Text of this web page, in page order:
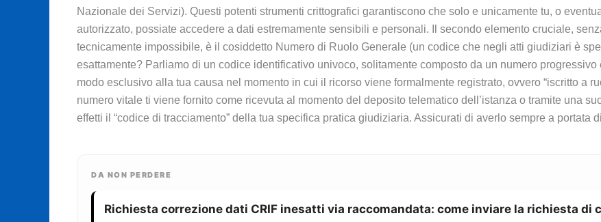
Nazionale dei Servizi). Questi potenti strumenti crittografici garantiscono che solo e unicamente tu, o
autorizzato, possiate accedere a dati estremamente sensibili e personali. Il secondo elemento cruciale,
tecnicamente impossibile, è il cosiddetto Numero di Ruolo Generale (un codice che negli atti giudiziari è
esattamente? Parliamo di un codice identificativo univoco, solitamente composto da un numero
modo esclusivo alla tua causa nel momento in cui il ricorso viene formalmente registrato, ovvero “iscritto a
numero vitale ti viene fornito come ricevuta al momento del deposito telematico dell’istanza o tramite una
effetti il “codice di tracciamento” della tua specifica pratica giudiziaria. Assicurati di averlo sempre a portata
DA NON PERDERE
Richiesta correzione dati CRIF inesatti via raccomandata: come inviare la richiesta di